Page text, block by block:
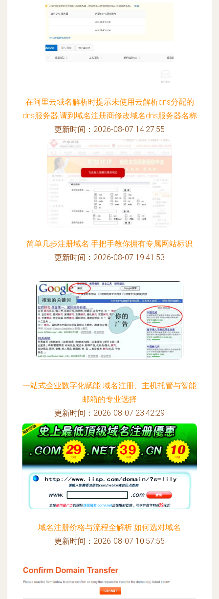
在阿里云域名解析时提示未使用云解析dns分配的
dns服务器,请到域名注册商修改域名dns服务器名称
更新时间：2026-08-07 14:27:55
简单几步注册域名 手把手教你拥有专属网站标识
更新时间：2026-08-07 19:41:53
一站式企业数字化赋能 域名注册、主机托管与智能
邮箱的专业选择
更新时间：2026-08-07 23:42:29
域名注册价格与流程全解析 如何选对域名
更新时间：2026-08-07 10:57:55